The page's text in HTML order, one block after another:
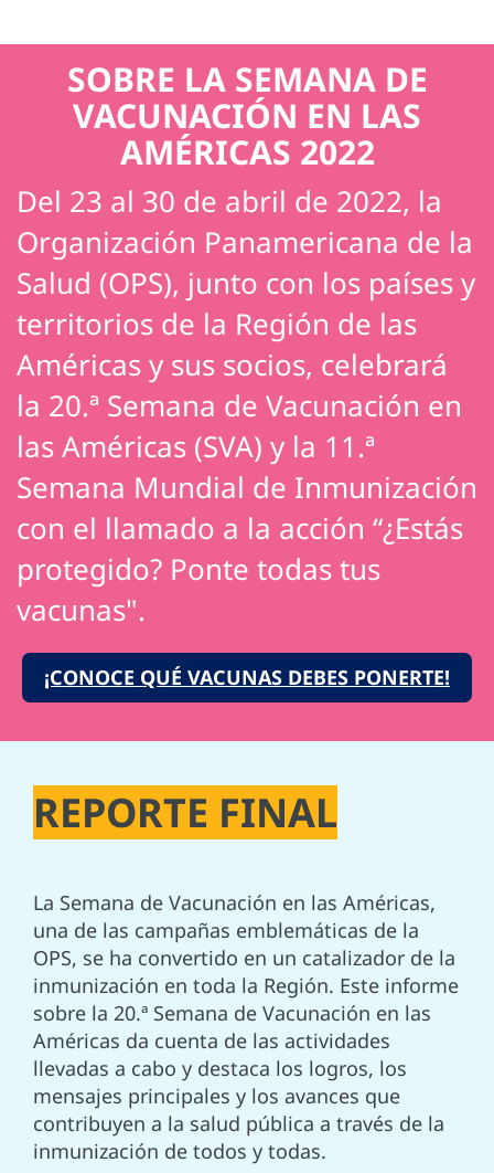
SOBRE LA SEMANA DE
VACUNACIÓN EN LAS
AMÉRICAS 2022
Del 23 al 30 de abril de 2022, la
Organización Panamericana de la
Salud (OPS), junto con los países y
territorios de la Región de las
Américas y sus socios, celebrará
la 20.ª Semana de Vacunación en
las Américas (SVA) y la 11.ª
Semana Mundial de Inmunización
con el llamado a la acción “¿Estás
protegido? Ponte todas tus
vacunas".
¡CONOCE QUÉ VACUNAS DEBES PONERTE!
REPORTE FINAL
La Semana de Vacunación en las Américas,
una de las campañas emblemáticas de la
OPS, se ha convertido en un catalizador de la
inmunización en toda la Región. Este informe
sobre la 20.ª Semana de Vacunación en las
Américas da cuenta de las actividades
llevadas a cabo y destaca los logros, los
mensajes principales y los avances que
contribuyen a la salud pública a través de la
inmunización de todos y todas.